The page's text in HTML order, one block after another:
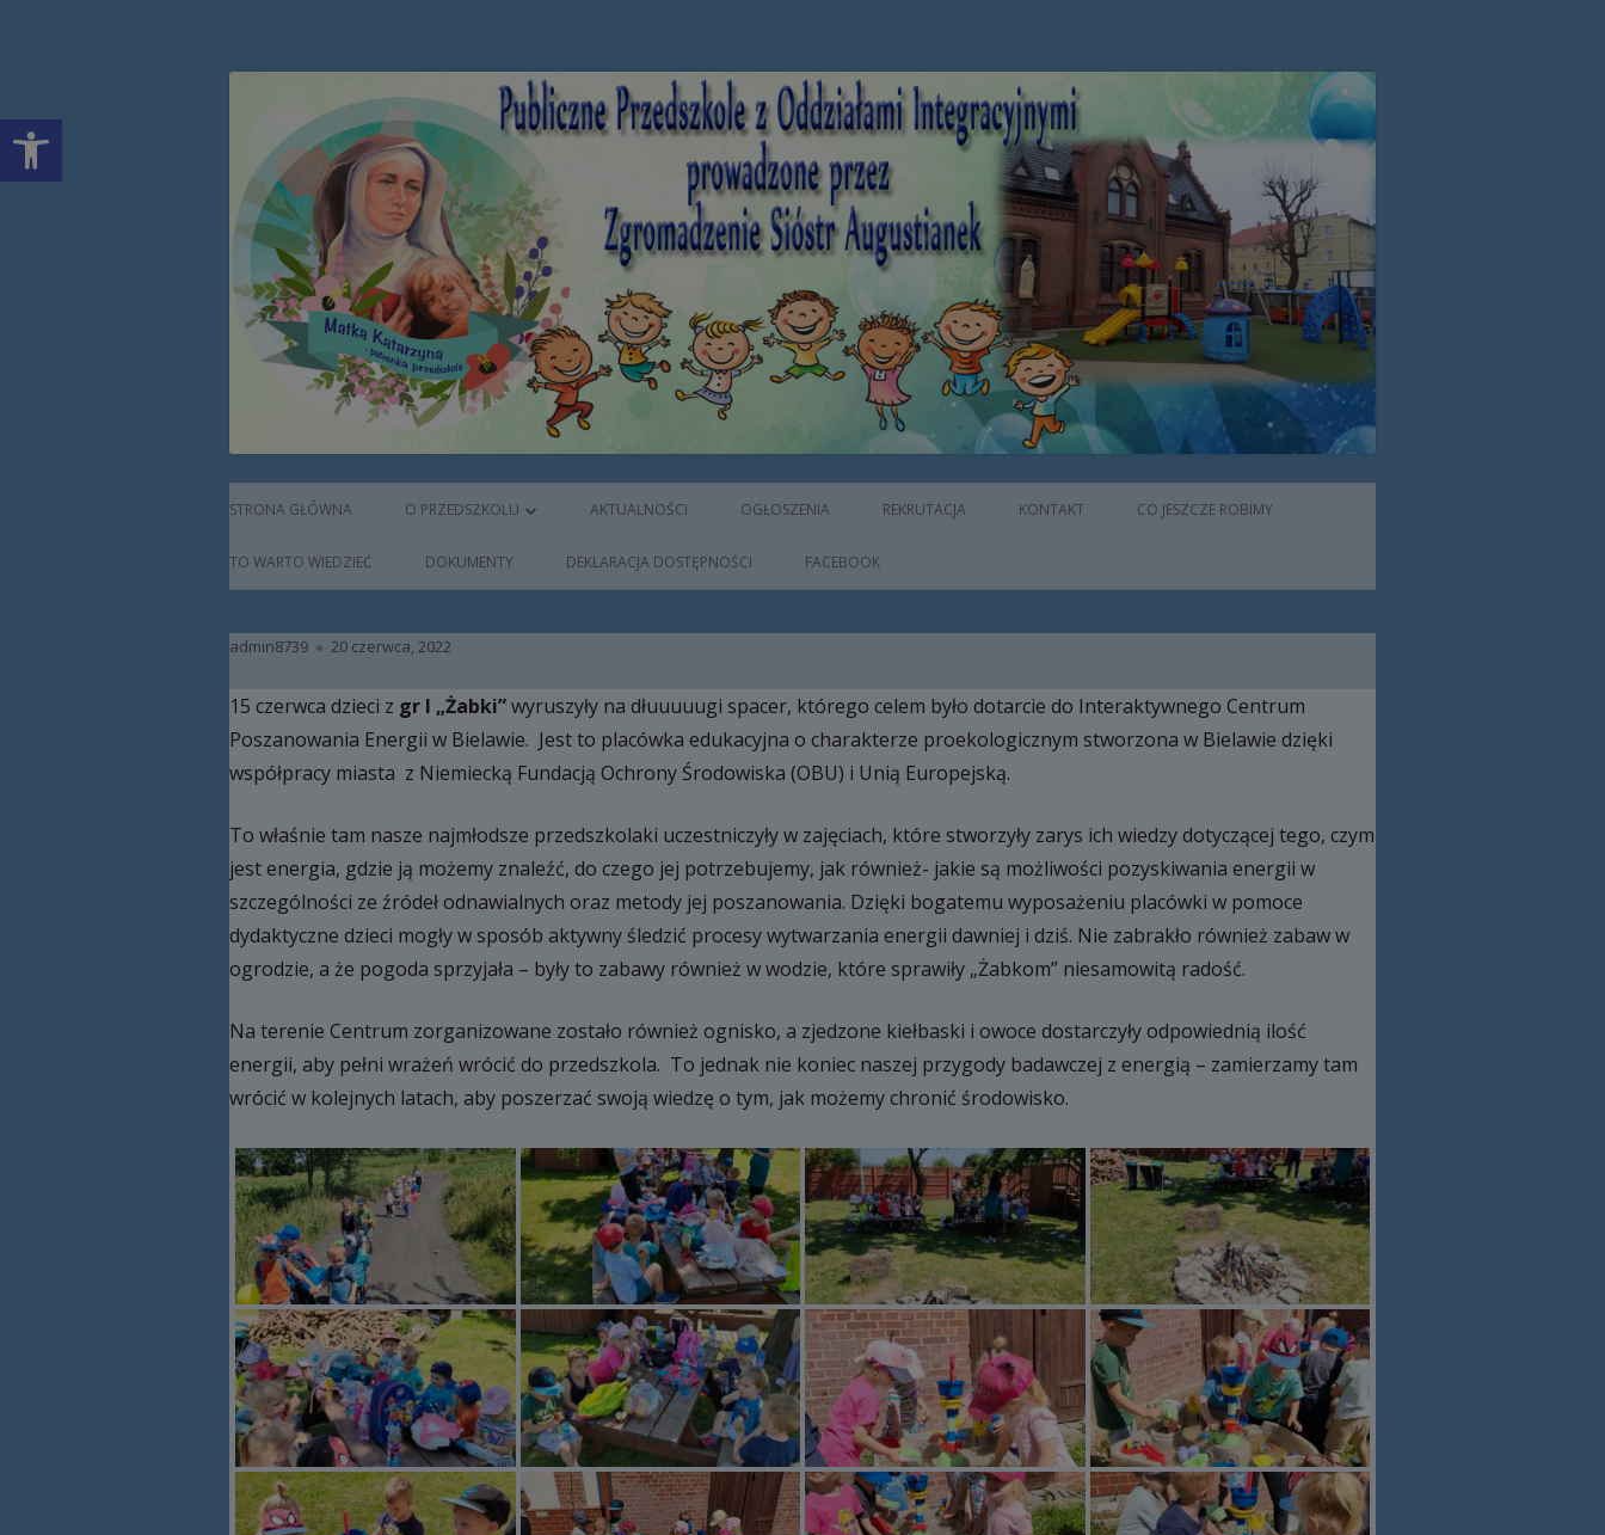
Open toolbar
Publiczne Przedszkole z Oddziałami Integracyjnymi prowadzone przez Zgromadzenie Sióstr
Augustianek
Menu
główne
STRONA GŁÓWNA O PRZEDSZKOLU
HISTORIA
RAMOWY PLAN DNIA
PRACA Z DZIECKIEM
BAZA LOKALOWA
AKTUALNOŚCI OGŁOSZENIA REKRUTACJA KONTAKT CO JESZCZE ROBIMY
TO WARTO WIEDZIEĆ DOKUMENTY DEKLARACJA DOSTĘPNOŚCI FACEBOOK
Autor
admin8739 Opublikowano
20 czerwca, 2022
15 czerwca dzieci z gr I „Żabki”wyruszyły na dłuuuuugi spacer, którego celem było dotarcie do Interaktywnego Centrum
Poszanowania Energii w Bielawie. Jest to placówka edukacyjna o charakterze proekologicznym stworzona w Bielawie dzięki
współpracy miasta z Niemiecką Fundacją Ochrony Środowiska (OBU) i Unią Europejską.
To właśnie tam nasze najmłodsze przedszkolaki uczestniczyły w zajęciach, które stworzyły zarys ich wiedzy dotyczącej tego, czym
jest energia, gdzie ją możemy znaleźć, do czego jej potrzebujemy, jak również- jakie są możliwości pozyskiwania energii w
szczególności ze źródeł odnawialnych oraz metody jej poszanowania. Dzięki bogatemu wyposażeniu placówki w pomoce
dydaktyczne dzieci mogły w sposób aktywny śledzić procesy wytwarzania energii dawniej i dziś. Nie zabrakło również zabaw w
ogrodzie, a że pogoda sprzyjała – były to zabawy również w wodzie, które sprawiły „Żabkom” niesamowitą radość.
Na terenie Centrum zorganizowane zostało również ognisko, a zjedzone kiełbaski i owoce dostarczyły odpowiednią ilość
energii, aby pełni wrażeń wrócić do przedszkola. To jednak nie koniec naszej przygody badawczej z energią – zamierzamy tam
wrócić w kolejnych latach, aby poszerzać swoją wiedzę o tym, jak możemy chronić środowisko.